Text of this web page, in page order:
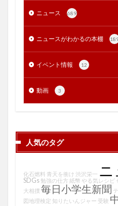
ニュース 689
ニュースがわかるの本棚
イベント情報 12
動画 3
人気のタグ
化石燃料 青天を衝け 渋沢栄一 ニ
SDGs 勉強の仕方 紙幣 やる気レシピ
大相撲 毎日小学生新聞
図地理検定 知りたいんジャー 受験